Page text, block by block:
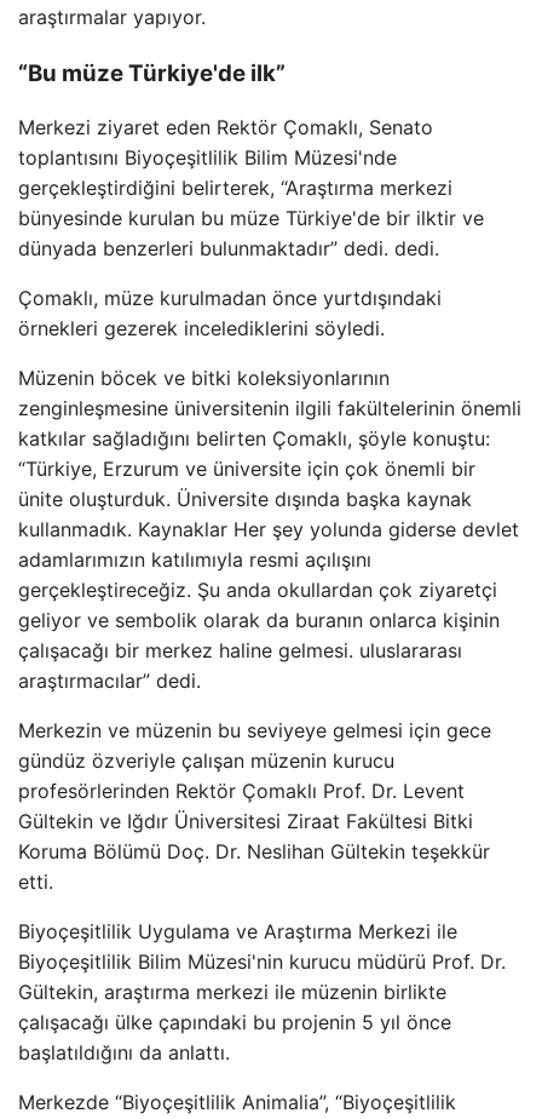
araştırmalar yapıyor.
“Bu müze Türkiye'de ilk”
Merkezi ziyaret eden Rektör Çomaklı, Senato
toplantısını Biyoçeşitlilik Bilim Müzesi'nde
gerçekleştirdiğini belirterek, “Araştırma merkezi
bünyesinde kurulan bu müze Türkiye'de bir ilktir ve
dünyada benzerleri bulunmaktadır” dedi. dedi.
Çomaklı, müze kurulmadan önce yurtdışındaki
örnekleri gezerek incelediklerini söyledi.
Müzenin böcek ve bitki koleksiyonlarının
zenginleşmesine üniversitenin ilgili fakültelerinin önemli
katkılar sağladığını belirten Çomaklı, şöyle konuştu:
“Türkiye, Erzurum ve üniversite için çok önemli bir
ünite oluşturduk. Üniversite dışında başka kaynak
kullanmadık. Kaynaklar Her şey yolunda giderse devlet
adamlarımızın katılımıyla resmi açılışını
gerçekleştireceğiz. Şu anda okullardan çok ziyaretçi
geliyor ve sembolik olarak da buranın onlarca kişinin
çalışacağı bir merkez haline gelmesi. uluslararası
araştırmacılar” dedi.
Merkezin ve müzenin bu seviyeye gelmesi için gece
gündüz özveriyle çalışan müzenin kurucu
profesörlerinden Rektör Çomaklı Prof. Dr. Levent
Gültekin ve Iğdır Üniversitesi Ziraat Fakültesi Bitki
Koruma Bölümü Doç. Dr. Neslihan Gültekin teşekkür
etti.
Biyoçeşitlilik Uygulama ve Araştırma Merkezi ile
Biyoçeşitlilik Bilim Müzesi'nin kurucu müdürü Prof. Dr.
Gültekin, araştırma merkezi ile müzenin birlikte
çalışacağı ülke çapındaki bu projenin 5 yıl önce
başlatıldığını da anlattı.
Merkezde “Biyoçeşitlilik Animalia”, “Biyoçeşitlilik